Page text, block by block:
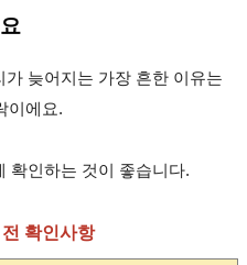
늦어지는 가장 흔한 이유는
이에요.
확인하는 것이 좋습니다.
확인사항